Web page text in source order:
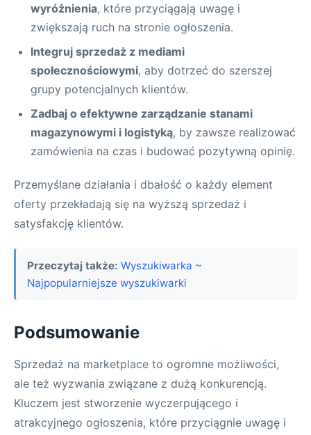
wyróżnienia, które przyciągają uwagę i
zwiększają ruch na stronie ogłoszenia.
Integruj sprzedaż z mediami
społecznościowymi, aby dotrzeć do szerszej
grupy potencjalnych klientów.
Zadbaj o efektywne zarządzanie stanami
magazynowymi i logistyką, by zawsze realizować
zamówienia na czas i budować pozytywną opinię.
Przemyślane działania i dbałość o każdy element
oferty przekładają się na wyższą sprzedaż i
satysfakcję klientów.
Przeczytaj także: Wyszukiwarka ~
Najpopularniejsze wyszukiwarki
Podsumowanie
Sprzedaż na marketplace to ogromne możliwości,
ale też wyzwania związane z dużą konkurencją.
Kluczem jest stworzenie wyczerpującego i
atrakcyjnego ogłoszenia, które przyciągnie uwagę i